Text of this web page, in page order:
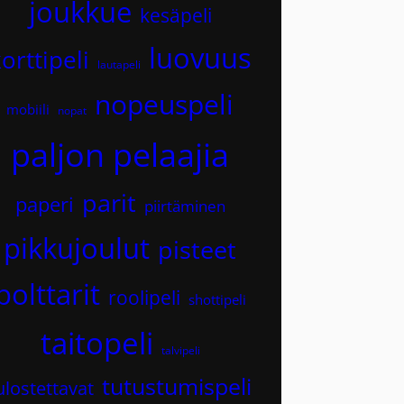
joukkue kesäpeli
lautapeli luovuus
mobiili nopat nopeuspeli
paljon pelaajia
paperi parit piirtäminen
pikkujoulut pisteet
roolipeli shottipeli
taitopeli talvipeli
tutustumispeli